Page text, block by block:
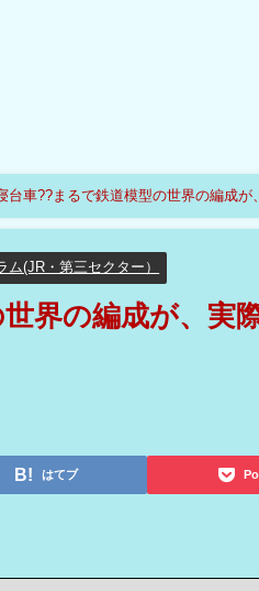
台車??まるで鉄道模型の世界の編成が
ム(JR・第三セクター）
界の編成が、実
はてブ